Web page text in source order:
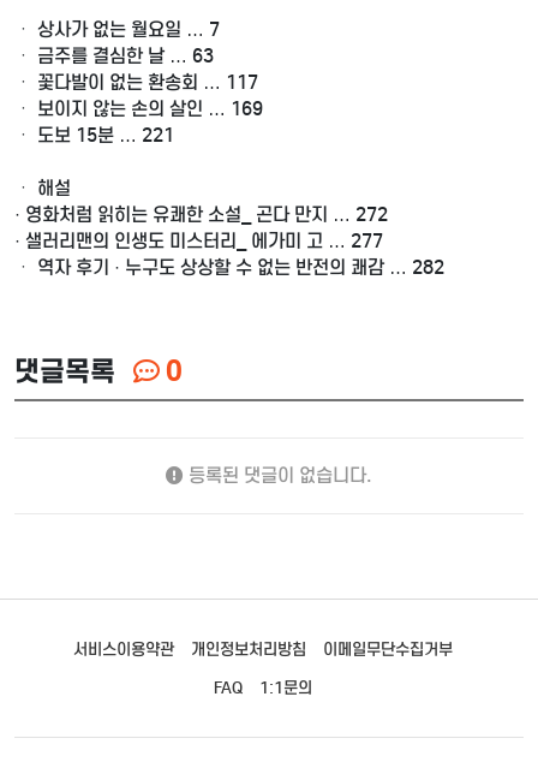
ㆍ 상사가 없는 월요일 … 7
ㆍ 금주를 결심한 날 … 63
ㆍ 꽃다발이 없는 환송회 … 117
ㆍ 보이지 않는 손의 살인 … 169
ㆍ 도보 15분 … 221
ㆍ 해설
· 영화처럼 읽히는 유쾌한 소설_ 곤다 만지 … 272
· 샐러리맨의 인생도 미스터리_ 에가미 고 … 277
ㆍ 역자 후기 · 누구도 상상할 수 없는 반전의 쾌감 … 282
댓글목록 0
등록된 댓글이 없습니다.
서비스이용약관 개인정보처리방침
이메일무단수집거부
FAQ
1:1문의